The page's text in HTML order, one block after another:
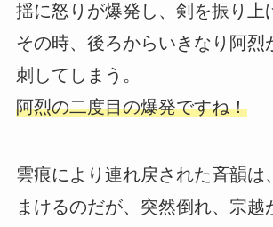
揺に怒りが爆発し、剣を振り上
その時、後ろからいきなり阿烈
刺してしまう。
阿烈の二度目の爆発ですね！
雲痕により連れ戻された斉韻は
まけるのだが、突然倒れ、宗越